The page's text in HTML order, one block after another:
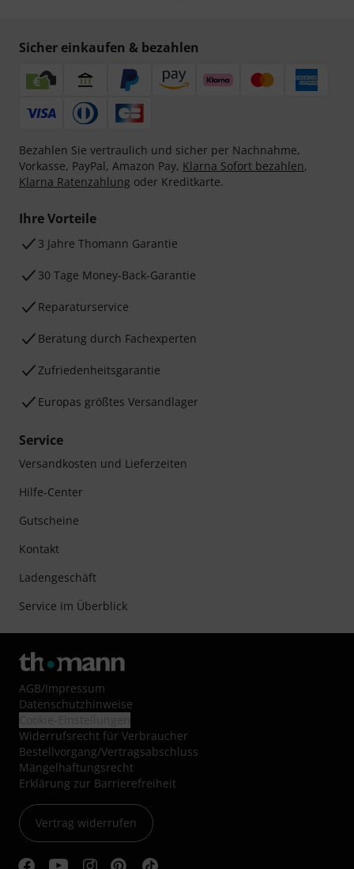
Sicher einkaufen & bezahlen
Bezahlen Sie vertraulich und sicher per Nachnahme,
Vorkasse, PayPal, Amazon Pay, Klarna Sofort bezahlen,
Klarna Ratenzahlung oder Kreditkarte.
Ihre Vorteile
3 Jahre Thomann Garantie
30 Tage Money-Back-Garantie
Reparaturservice
Beratung durch Fachexperten
Zufriedenheitsgarantie
Europas größtes Versandlager
Service
Versandkosten und Lieferzeiten
Hilfe-Center
Gutscheine
Kontakt
Ladengeschäft
Service im Überblick
AGB/Impressum
Datenschutzhinweise
Widerrufsrecht für Verbraucher
Bestellvorgang/Vertragsabschluss
Mängelhaftungsrecht
Erklärung zur Barrierefreiheit
Vertrag widerrufen